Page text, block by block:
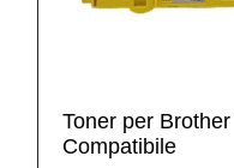
Toner per
Compatibile